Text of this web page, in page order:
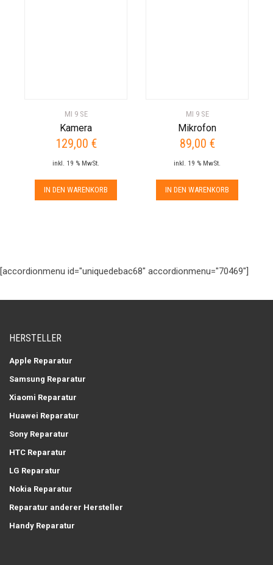
MI 9 SE
Kamera
129,00 €
inkl. 19 % MwSt.
IN DEN WARENKORB
MI 9 SE
Mikrofon
89,00 €
inkl. 19 % MwSt.
IN DEN WARENKORB
[accordionmenu id="uniquedebac68" accordionmenu="70469"]
HERSTELLER
Apple Reparatur
Samsung Reparatur
Xiaomi Reparatur
Huawei Reparatur
Sony Reparatur
HTC Reparatur
LG Reparatur
Nokia Reparatur
Reparatur anderer Hersteller
Handy Reparatur